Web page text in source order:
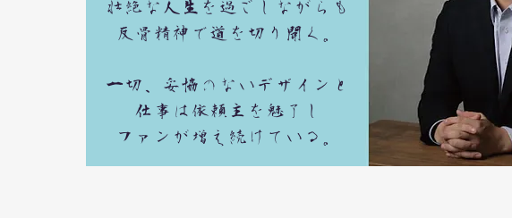
壮絶な人生を過ごしながらも
反骨精神で道を切り開く。
​一切、妥協のないデザインと
仕事は依頼主を魅了し
ファンが増え続けている。